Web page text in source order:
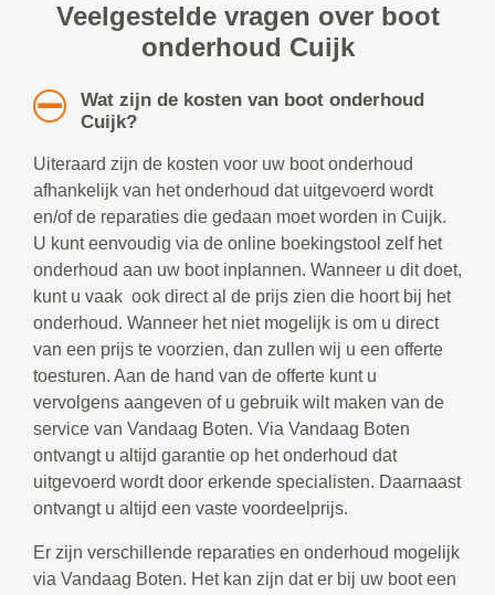
Veelgestelde vragen over boot
onderhoud Cuijk
Wat zijn de kosten van boot onderhoud
Cuijk?
Uiteraard zijn de kosten voor uw boot onderhoud
afhankelijk van het onderhoud dat uitgevoerd wordt
en/of de reparaties die gedaan moet worden in Cuijk.
U kunt eenvoudig via de online boekingstool zelf het
onderhoud aan uw boot inplannen. Wanneer u dit doet,
kunt u vaak ook direct al de prijs zien die hoort bij het
onderhoud. Wanneer het niet mogelijk is om u direct
van een prijs te voorzien, dan zullen wij u een offerte
toesturen. Aan de hand van de offerte kunt u
vervolgens aangeven of u gebruik wilt maken van de
service van Vandaag Boten. Via Vandaag Boten
ontvangt u altijd garantie op het onderhoud dat
uitgevoerd wordt door erkende specialisten. Daarnaast
ontvangt u altijd een vaste voordeelprijs.
Er zijn verschillende reparaties en onderhoud mogelijk
via Vandaag Boten. Het kan zijn dat er bij uw boot een